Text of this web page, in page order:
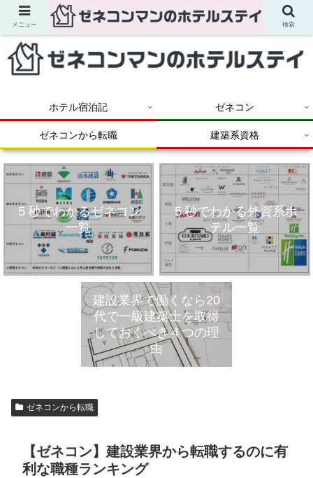
ホテル宿泊記 ゼネコン
ゼネコンから転職 建築系資格
５秒でわかるゼネコン
一覧
５秒でわかる外資系ホ
テル一覧
建設業界で働くなら20
代で一級建築士を取得
しておくべき４つの理
由
ゼネコンから転職
【ゼネコン】建設業界から転職するのに有
利な職種ランキング
メニュー 検索